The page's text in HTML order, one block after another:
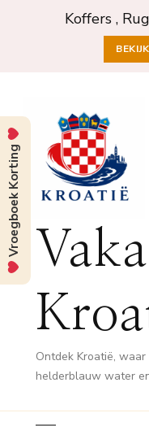
Koffers ,
Ontdek Kroatië,
helderblauw water
Vroegboek Korting